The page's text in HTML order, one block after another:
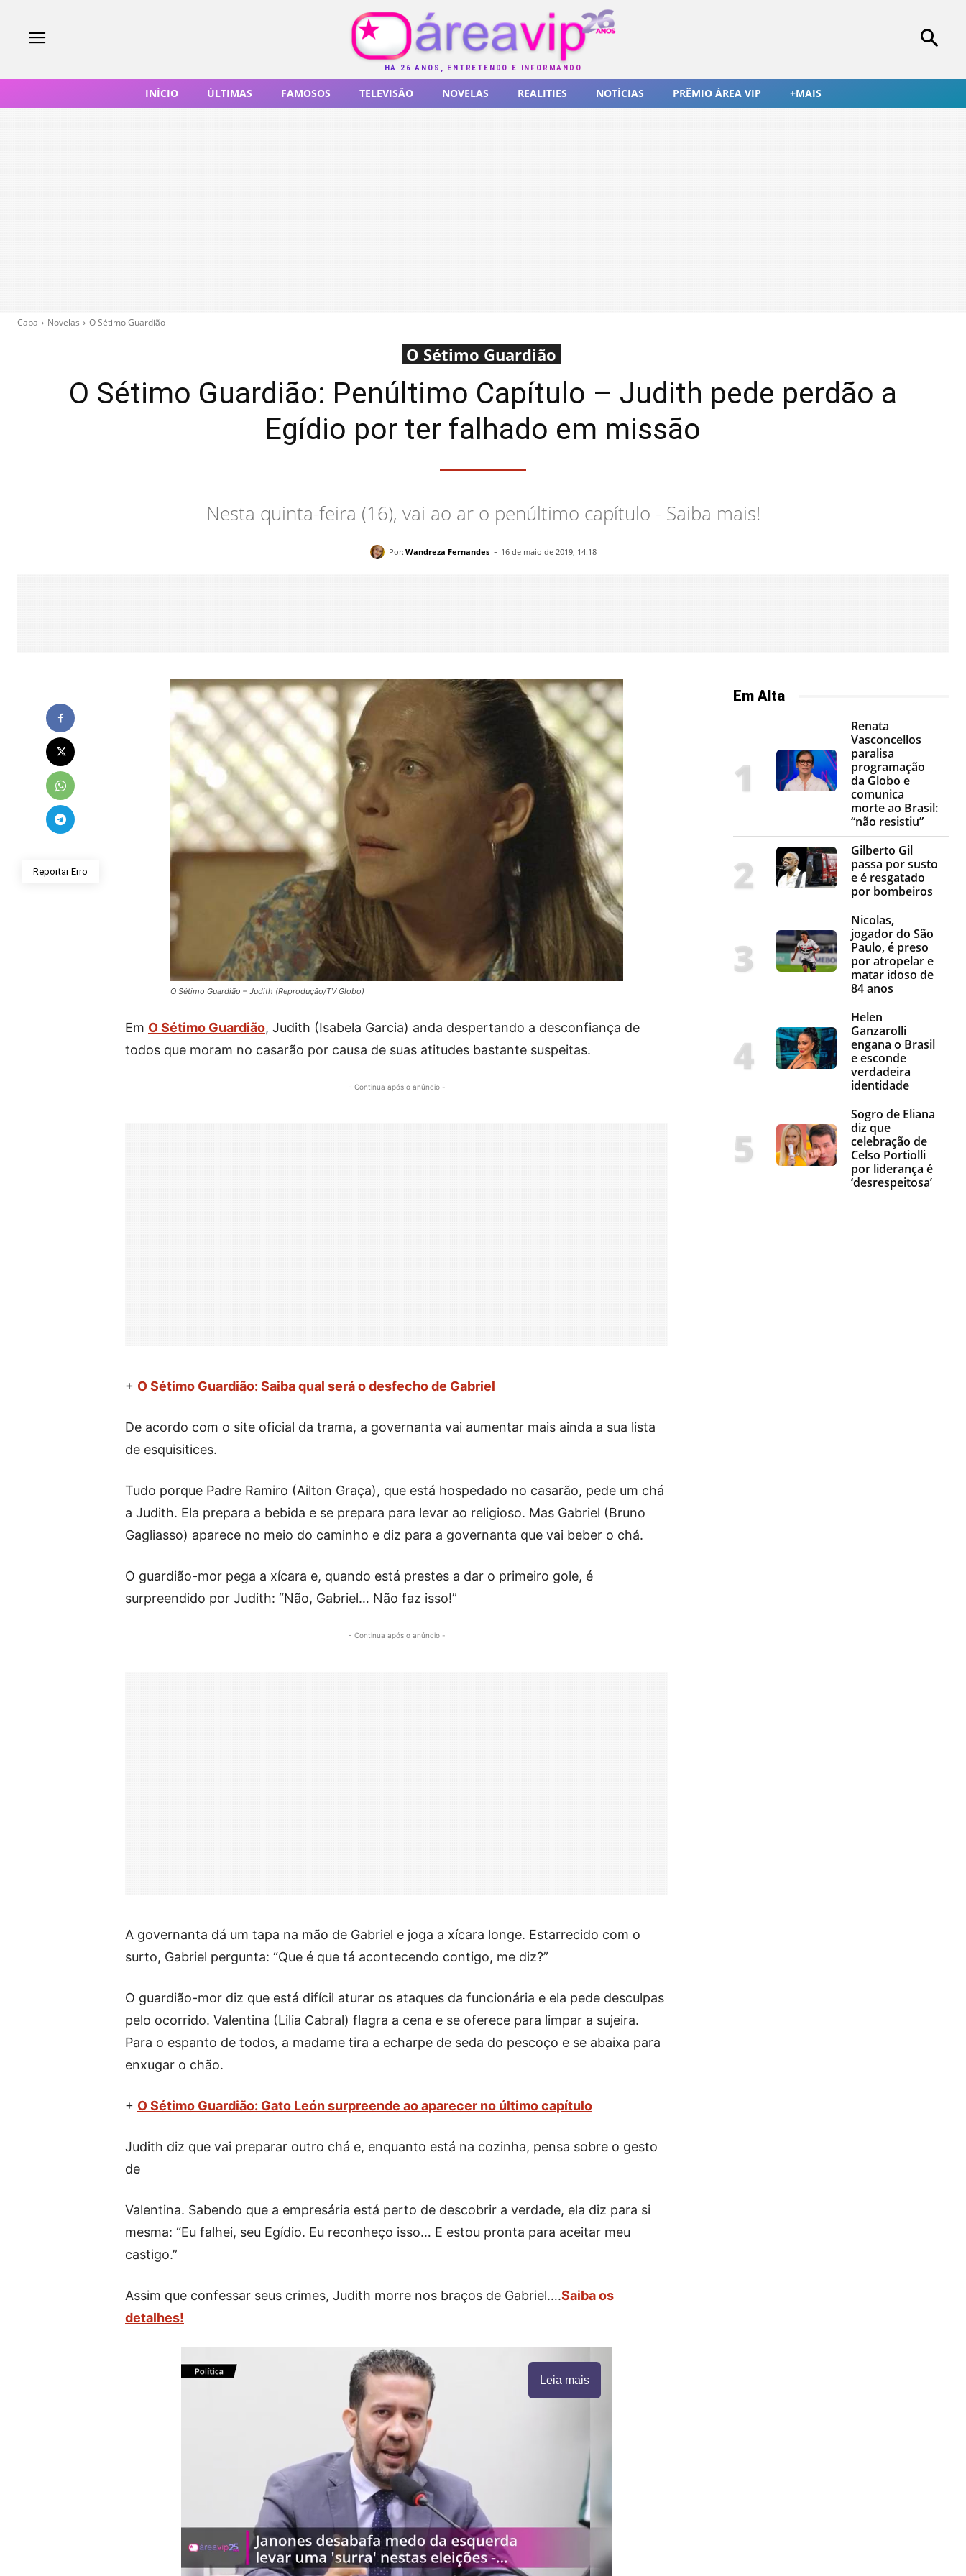
HÁ 26 ANOS, ENTRETENDO E INFORMANDO
INÍCIO ÚLTIMAS FAMOSOS TELEVISÃO NOVELAS REALITIES NOTÍCIAS PRÊMIO ÁREA VIP +MAIS
Capa Novelas O Sétimo Guardião
O Sétimo Guardião
O Sétimo Guardião: Penúltimo Capítulo – Judith pede perdão a
Egídio por ter falhado em missão
Nesta quinta-feira (16), vai ao ar o penúltimo capítulo - Saiba mais!
Por: Wandreza Fernandes - 16 de maio de 2019, 14:18
Reportar Erro
O Sétimo Guardião – Judith (Reprodução/TV Globo)
Em O Sétimo Guardião, Judith (Isabela Garcia) anda despertando a desconfiança de
todos que moram no casarão por causa de suas atitudes bastante suspeitas.
- Continua após o anúncio -
+ O Sétimo Guardião: Saiba qual será o desfecho de Gabriel
De acordo com o site oficial da trama, a governanta vai aumentar mais ainda a sua lista
de esquisitices.
Tudo porque Padre Ramiro (Ailton Graça), que está hospedado no casarão, pede um chá
a Judith. Ela prepara a bebida e se prepara para levar ao religioso. Mas Gabriel (Bruno
Gagliasso) aparece no meio do caminho e diz para a governanta que vai beber o chá.
O guardião-mor pega a xícara e, quando está prestes a dar o primeiro gole, é
surpreendido por Judith: “Não, Gabriel… Não faz isso!”
- Continua após o anúncio -
A governanta dá um tapa na mão de Gabriel e joga a xícara longe. Estarrecido com o
surto, Gabriel pergunta: “Que é que tá acontecendo contigo, me diz?”
O guardião-mor diz que está difícil aturar os ataques da funcionária e ela pede desculpas
pelo ocorrido. Valentina (Lilia Cabral) flagra a cena e se oferece para limpar a sujeira.
Para o espanto de todos, a madame tira a echarpe de seda do pescoço e se abaixa para
enxugar o chão.
+ O Sétimo Guardião: Gato León surpreende ao aparecer no último capítulo
Judith diz que vai preparar outro chá e, enquanto está na cozinha, pensa sobre o gesto
de
Valentina. Sabendo que a empresária está perto de descobrir a verdade, ela diz para si
mesma: “Eu falhei, seu Egídio. Eu reconheço isso… E estou pronta para aceitar meu
castigo.”
Assim que confessar seus crimes, Judith morre nos braços de Gabriel….Saiba os
detalhes!
Leia mais
Em Alta
Renata
Vasconcellos
paralisa
programação
da Globo e
comunica
morte ao Brasil:
“não resistiu”
Gilberto Gil
passa por susto
e é resgatado
por bombeiros
Nicolas,
jogador do São
Paulo, é preso
por atropelar e
matar idoso de
84 anos
Helen
Ganzarolli
engana o Brasil
e esconde
verdadeira
identidade
Sogro de Eliana
diz que
celebração de
Celso Portiolli
por liderança é
‘desrespeitosa’